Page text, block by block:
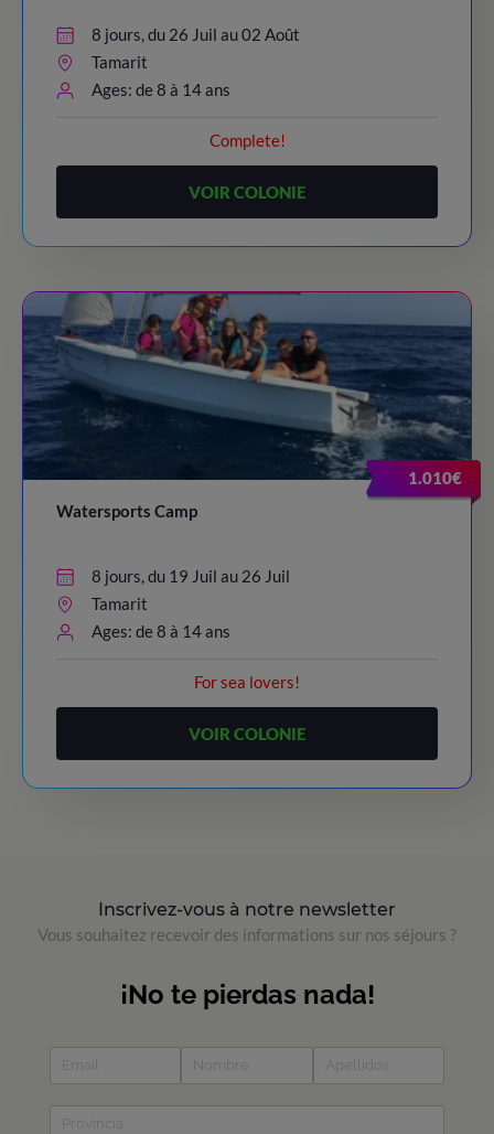
8 jours, du 26 Juil au 02 Août
Tamarit
Ages: de 8 à 14 ans
Complete!
VOIR COLONIE
1.010€
Watersports Camp
8 jours, du 19 Juil au 26 Juil
Tamarit
Ages: de 8 à 14 ans
For sea lovers!
VOIR COLONIE
Inscrivez-vous à notre newsletter
Vous souhaitez recevoir des informations sur nos séjours ?